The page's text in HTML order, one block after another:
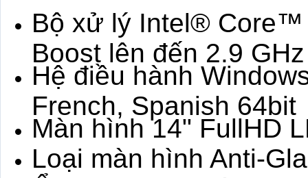
Bộ xử lý Intel® Core™
Boost lên đến 2.9
Hệ điều hành
French, Spanish 64bit
Màn hình 14" FullHD
Loại màn hình Anti-